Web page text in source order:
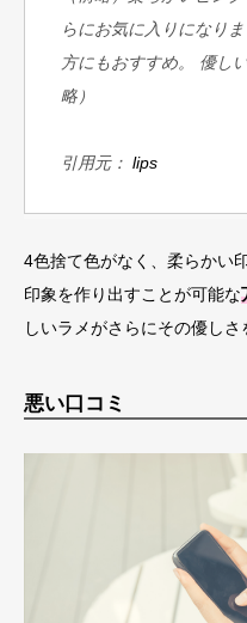
らにお気に入りになり
方にもおすすめ。 優し
略）
引用元： lips
4色捨て色がなく、柔らかい
印象を作り出すことが可能な
しいラメがさらにその優しさ
悪い口コミ